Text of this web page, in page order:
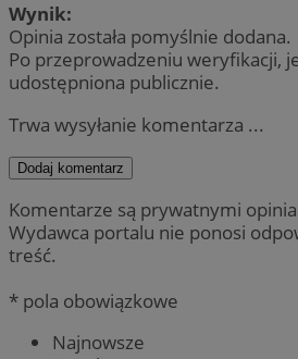
Wynik:
Opinia została pomyślnie dodana.
Po przeprowadzeniu weryfikacji,
udostępniona publicznie.
Trwa wysyłanie komentarza ...
Dodaj komentarz
Komentarze są prywatnymi
Wydawca portalu nie ponosi
treść.
* pola obowiązkowe
Najnowsze